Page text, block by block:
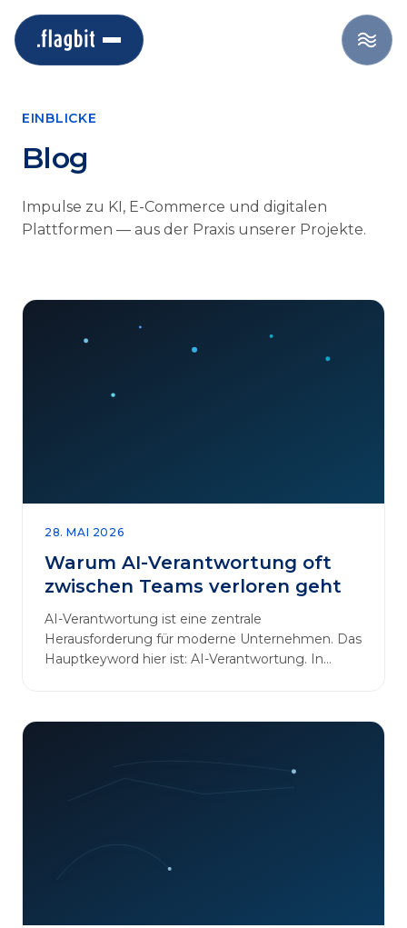
EINBLICKE
Blog
Impulse zu KI, E-Commerce und digitalen
Plattformen — aus der Praxis unserer Projekte.
28. MAI 2026
Warum AI-Verantwortung oft
zwischen Teams verloren geht
AI-Verantwortung ist eine zentrale
Herausforderung für moderne Unternehmen. Das
Hauptkeyword hier ist: AI-Verantwortung. In